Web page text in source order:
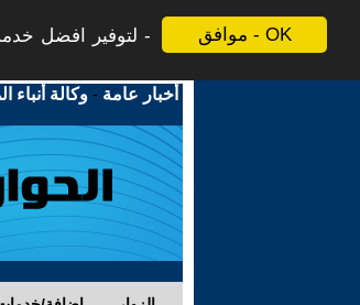
موافق - OK
لتوفير افضل
أخبار عامة -وكالة أنباء